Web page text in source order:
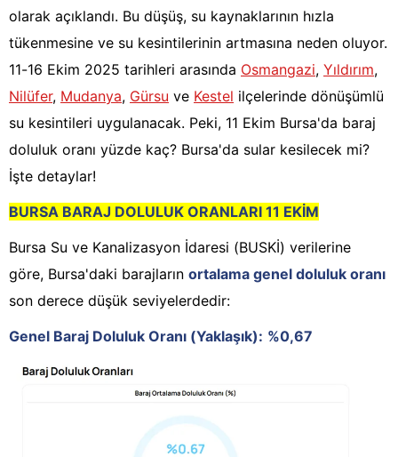
olarak açıklandı. Bu düşüş, su kaynaklarının hızla
tükenmesine ve su kesintilerinin artmasına neden oluyor.
11-16 Ekim 2025 tarihleri arasında Osmangazi, Yıldırım,
Nilüfer, Mudanya, Gürsu ve Kestel ilçelerinde dönüşümlü
su kesintileri uygulanacak. Peki, 11 Ekim Bursa'da baraj
doluluk oranı yüzde kaç? Bursa'da sular kesilecek mi?
İşte detaylar!
BURSA BARAJ DOLULUK ORANLARI 11 EKİM
Bursa Su ve Kanalizasyon İdaresi (BUSKİ) verilerine
göre, Bursa'daki barajların ortalama genel doluluk oranı
son derece düşük seviyelerdedir:
Genel Baraj Doluluk Oranı (Yaklaşık): %0,67